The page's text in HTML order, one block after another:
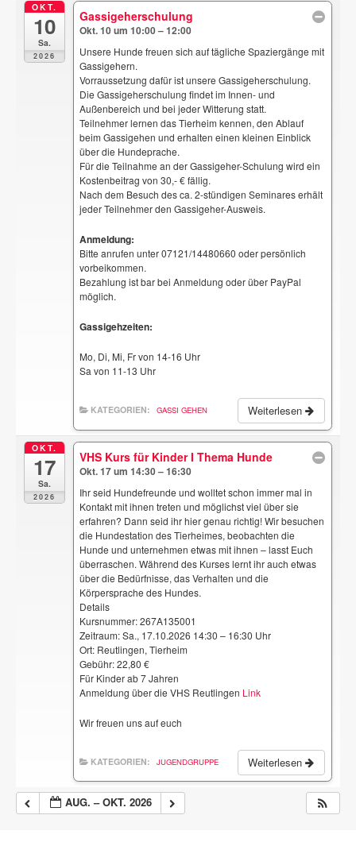
OKT.
10
Sa.
2026
Gassigeherschulung
Okt. 10 um 10:00 – 12:00
Unsere Hunde freuen sich auf tägliche Spaziergänge mit
Gassigehern.
Vorraussetzung dafür ist unsere Gassigeherschulung.
Die Gassigeherschulung findet im Innen- und
Außenbereich und bei jeder Witterung statt.
Teilnehmer lernen das Tierheim kennen, den Ablauf
beim Gassigehen und erhalten einen kleinen Einblick
über die Hundeprache.
Für die Teilnahme an der Gassigeher-Schulung wird ein
Kostenbeitrag von 30,- € fällig.
Nach dem Besuch des ca. 2-stündigen Seminares erhält
jeder Teilnehmer den Gassigeher-Ausweis.
Anmeldung:
Bitte anrufen unter 07121/14480660 oder persönlich
vorbeikommen.
Bezahlung ist bar bei Anmeldung oder über PayPal
möglich.
Gassigehzeiten:
Mo, Di, Mi, Fr von 14-16 Uhr
Sa von 11-13 Uhr
Weiterlesen
KATEGORIEN: GASSI GEHEN
OKT.
17
Sa.
2026
VHS Kurs für Kinder I Thema Hunde
Okt. 17 um 14:30 – 16:30
Ihr seid Hundefreunde und wolltet schon immer mal in
Kontakt mit ihnen treten und möglichst viel über sie
erfahren? Dann seid ihr hier genau richtig! Wir besuchen
die Hundestation des Tierheimes, beobachten die
Hunde und unternehmen etwas mit ihnen – lasst Euch
überraschen. Während des Kurses lernt ihr auch etwas
über die Bedürfnisse, das Verhalten und die
Körpersprache des Hundes.
Details
Kursnummer: 267A135001
Zeitraum: Sa., 17.10.2026 14:30 – 16:30 Uhr
Ort: Reutlingen, Tierheim
Gebühr: 22,80 €
Für Kinder ab 7 Jahren
Anmeldung über die VHS Reutlingen Link
Wir freuen uns auf euch
Weiterlesen
KATEGORIEN: JUGENDGRUPPE
AUG. – OKT. 2026